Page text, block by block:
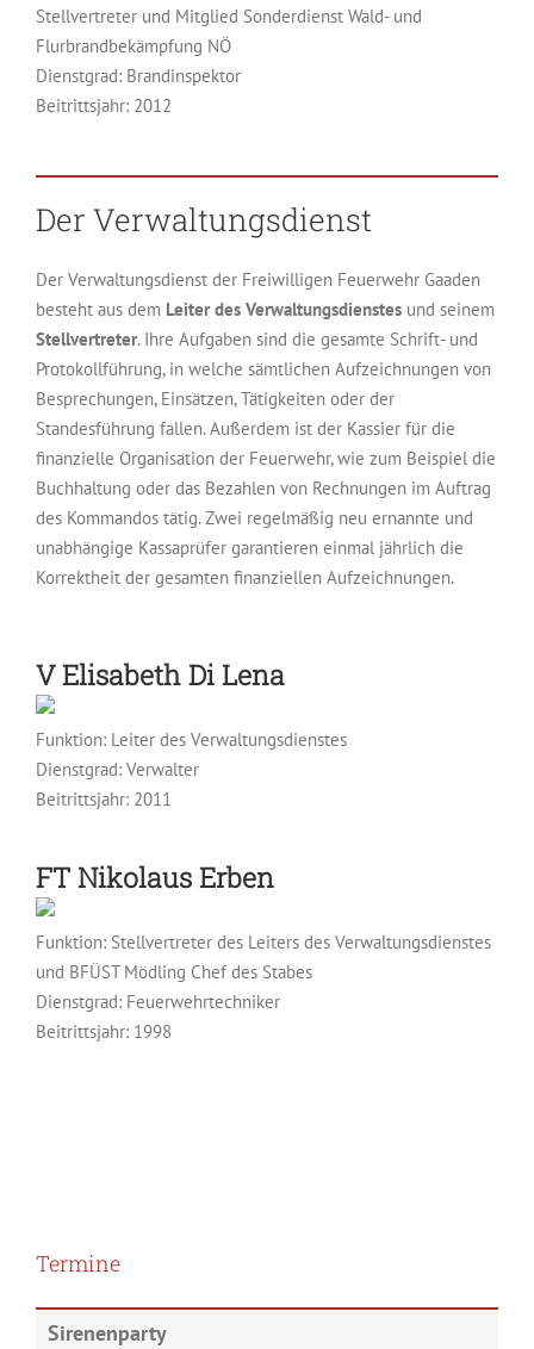
Stellvertreter
Mitglied Sonderdienst Wald- und
Flurbrandbekämpfung NÖ
Dienstgrad: Brandinspektor
Beitrittsjahr: 2012
Der Verwaltungsdienst
Der Verwaltungsdienst der Freiwilligen Feuerwehr Gaaden
besteht aus dem Leiter des Verwaltungsdienstes und seinem
Stellvertreter. Ihre Aufgaben sind die gesamte Schrift- und
Protokollführung, in welche sämtlichen Aufzeichnungen von
Besprechungen, Einsätzen, Tätigkeiten oder der
Standesführung fallen. Außerdem ist der Kassier für die
finanzielle Organisation der Feuerwehr, wie zum Beispiel die
Buchhaltung oder das Bezahlen von Rechnungen im Auftrag
des Kommandos tätig. Zwei regelmäßig neu ernannte und
unabhängige Kassaprüfer garantieren einmal jährlich die
Korrektheit der gesamten finanziellen Aufzeichnungen.
V Elisabeth Di Lena
Funktion: Leiter des Verwaltungsdienstes
Dienstgrad: Verwalter
Beitrittsjahr: 2011
FT Nikolaus Erben
Funktion: Stellvertreter des Leiters des Verwaltungsdienstes
BFÜST Mödling Chef des Stabes
Dienstgrad: Feuerwehrtechniker
Beitrittsjahr: 1998
Termine
Sirenenparty